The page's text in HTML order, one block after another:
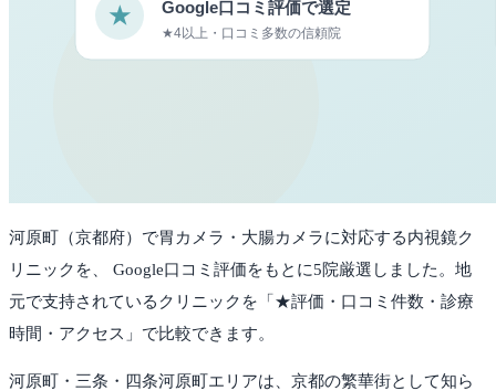
河原町 （京都府）で胃カメラ・大腸カメラに対応する内視鏡ク
リニックを、 Google口コミ評価をもとに5院厳選しました。 地
元で支持されているクリニックを「★評価・口コミ件数・診療
時間・アクセス」で比較できます。
河原町・三条・四条河原町エリアは、京都の繁華街として知ら